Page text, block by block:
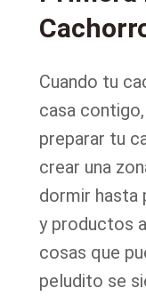
Cuando tu
casa
preparar tu
crear una
dormir hasta
y productos
cosas que
peludito se